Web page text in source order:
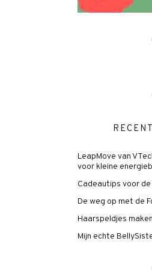
LeapMove van
voor kleine
Cadeautips voor
De weg op met de
Haarspeldjes
Mijn echte